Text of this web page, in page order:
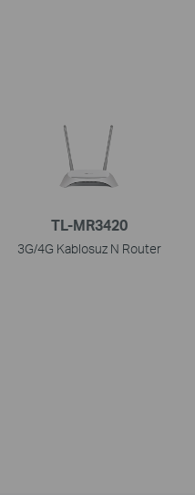
TL-MR3420
3G/4G Kablosuz N Router